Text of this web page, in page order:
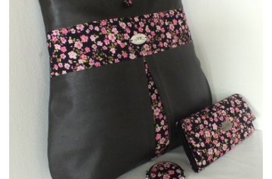
MOJE POSLEDNÍ PRÁCE
jk-laguna@seznam.cz
© 2025 eStránky.cz